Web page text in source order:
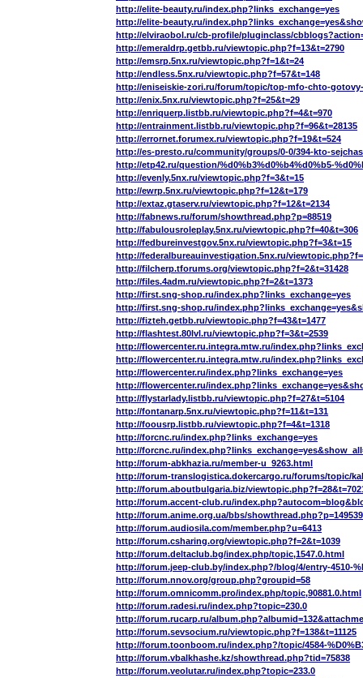
http://elite-beauty.ru/index.php?links_exchange=yes
http://elite-beauty.ru/
http://elviraobol.ru/cb-profile/pluginclass/
http://emeraldrp.getbb.ru/viewtopic.php?f=13&t=2790
http://emsrp.5nx.ru/viewtopic.php?f=1&t=24
http://endless.5nx.ru/viewtopic.php?f=57&t=148
http://eniseiskie-zori.ru/forum/topic/top-mfo-chto-
http://enix.5nx.ru/viewtopic.php?f=25&t=29
http://enriquerp.listbb.ru/viewtopic.php?f=4&t=970
http://entrainment.listbb.ru/viewtopic.php?f=96&t=28135
http://errornet.forumex.ru/viewtopic.php?f=19&t=524
http://es-presto.ru/community/groups/0-0/394-kto-
http://etp42.ru/question/%d0%b3%d0%b4%d0%b5-
http://evenly.5nx.ru/viewtopic.php?f=3&t=15
http://ewrp.5nx.ru/viewtopic.php?f=12&t=179
http://extaz.gtaserv.ru/viewtopic.php?f=12&t=2134
http://fabnews.ru/forum/showthread.php?p=88519
http://fabulousroleplay.5nx.ru/viewtopic.php?f=40&t=306
http://fedbureinvestgov.5nx.ru/viewtopic.php?f=3&t=15
http://federalbureauinvestigation.5nx.ru/
http://filcherp.tforums.org/viewtopic.php?f=2&t=31428
http://files.4adm.ru/viewtopic.php?f=2&t=1373
http://first.sng-shop.ru/index.php?links_exchange=yes
http://first.sng-shop.ru/
http://fizteh.getbb.ru/viewtopic.php?f=43&t=1477
http://flashtest.80lvl.ru/viewtopic.php?f=3&t=2539
http://flowercenter.ru.integra.mtw.ru/
http://flowercenter.ru.integra.mtw.ru/
http://flowercenter.ru/index.php?links_exchange=yes
http://flowercenter.ru/
http://flystarlady.listbb.ru/viewtopic.php?f=27&t=5104
http://fontanarp.5nx.ru/viewtopic.php?f=11&t=131
http://foousrp.listbb.ru/viewtopic.php?f=4&t=1318
http://forcnc.ru/index.php?links_exchange=yes
http://forcnc.ru/
http://forum-abkhazia.ru/member-u_9263.html
http://forum-translogistica.dokercargo.ru/forums/topic/
http://forum.aboutbulgaria.biz/
http://forum.accent-club.ru/
http://forum.anime.org.ua/bbs/showthread.php?p=149539
http://forum.audiosila.com/member.php?u=6413
http://forum.csharing.org/viewtopic.php?f=2&t=1039
http://forum.deltaclub.bg/index.php/topic,1547.0.html
http://forum.jeep-club.by/index.php?/blog/4/entry-4510-
http://forum.nnov.org/group.php?groupid=58
http://forum.omnicomm.pro/index.php/topic,90881.0.html
http://forum.radesi.ru/index.php?topic=230.0
http://forum.rucarp.ru/
http://forum.sevsocium.ru/viewtopic.php?f=138&t=11125
http://forum.toonboom.ru/index.php?/topic/4584-
http://forum.vbalkhashe.kz/showthread.php?tid=75838
http://forum.veolutar.ru/index.php?topic=233.0